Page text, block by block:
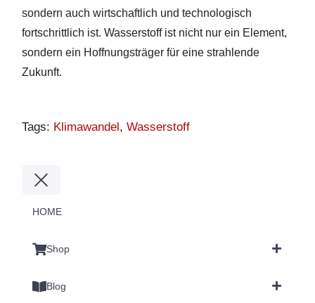
sondern auch wirtschaftlich und technologisch
fortschrittlich ist. Wasserstoff ist nicht nur ein Element,
sondern ein Hoffnungsträger für eine strahlende
Zukunft.
Tags: Klimawandel, Wasserstoff
HOME
Shop
Blog